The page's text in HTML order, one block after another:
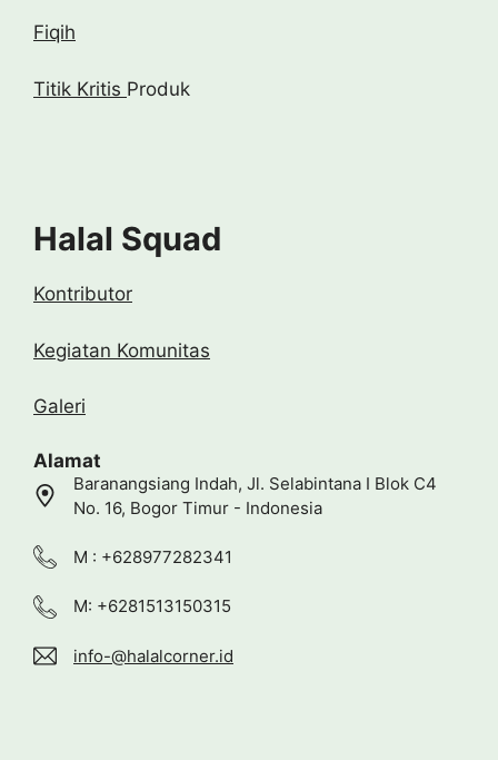
Fiqih
Titik Kritis Produk
Halal Squad
Kontributor
Kegiatan Komunitas
Galeri
Alamat
Baranangsiang Indah, Jl. Selabintana I Blok C4
No. 16, Bogor Timur - Indonesia
M : +628977282341
M: +6281513150315
info-@halalcorner.id